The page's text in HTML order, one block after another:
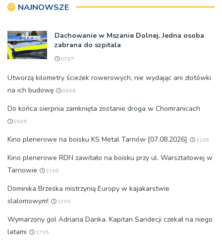
NAJNOWSZE
Dachowanie w Mszanie Dolnej. Jedna osoba
zabrana do szpitala
07:07
Utworzą kilometry ścieżek rowerowych, nie wydając ani złotówki
na ich budowę
06:06
Do końca sierpnia zamknięta zostanie droga w Chomranicach
05:05
Kino plenerowe na boisku KS Metal Tarnów [07.08.2026] 21:09
Kino plenerowe RDN zawitało na boisku przy ul. Warsztatowej w
Tarnowie
21:09
Dominika Brzeska mistrzynią Europy w kajakarstwie
slalomowym!
17:05
Wymarzony gol Adriana Danka. Kapitan Sandecji czekał na niego
latami
17:05